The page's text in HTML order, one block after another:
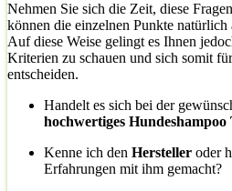
Nehmen Sie sich die Zeit, diese
können die einzelnen Punkte
Auf diese Weise gelingt es Ihnen
Kriterien zu schauen und sich somit
entscheiden.
Handelt es sich bei der
hochwertiges Hundeshampoo
Kenne ich den Hersteller oder
Erfahrungen mit ihm gemacht?